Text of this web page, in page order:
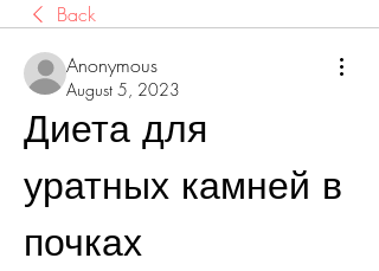
Back
Anonymous
August 5, 2023
Диета для
уратных камней в
почках